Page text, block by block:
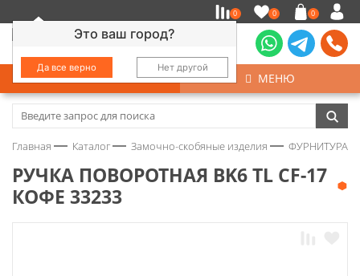
Это ваш город?
Да все верно Нет другой
0 0 0
КАТАЛОГ МЕНЮ
Замочно-скобяные изделия
Колеса
Главная Каталог Замочно-скобяные изделия ФУРНИТУРА
РУЧКА ПОВОРОТНАЯ BK6 TL CF-17
КОФЕ 33233